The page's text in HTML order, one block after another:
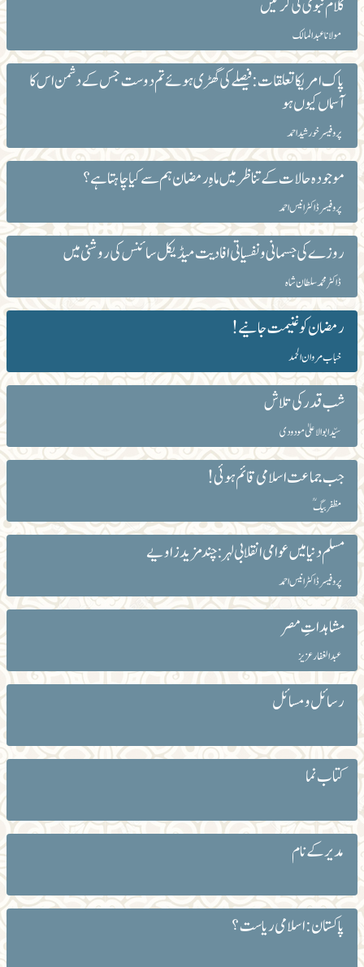
کلام نبویؐ کی کرنیں
مولانا عبد المالک
پاک امریکا تعلقات: فیصلے کی گھڑی ہوئے تم دوست جس کے دشمن اس کا
آسماں کیوں ہو
پروفیسر خورشید احمد
موجودہ حالات کے تناظر میں ماہِ رمضان ہم سے کیا چاہتا ہے؟
پروفیسر ڈاکٹر انیس احمد
روزے کی جسمانی و نفسیاتی افادیت میڈیکل سائنس کی روشنی میں
ڈاکٹر محمد سلطان شاہ
رمضان کو غنیمت جانیے!
خباب مروان الحمد
شب قدر کی تلاش
سیّد ابوالاعلیٰ مودودی
جب جماعت اسلامی قائم ہوئی!
مظفر بیگؒ
مسلم دنیا میں عوامی انقلابی لہر: چند مزید زاویے
پروفیسر ڈاکٹر انیس احمد
مشاہداتِ مصر
عبد الغفار عزیز
رسائل و مسائل
کتاب نما
مدیر کے نام
پاکستان: اسلامی ریاست؟